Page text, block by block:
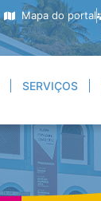
Mapa do portal
SERVIÇOS